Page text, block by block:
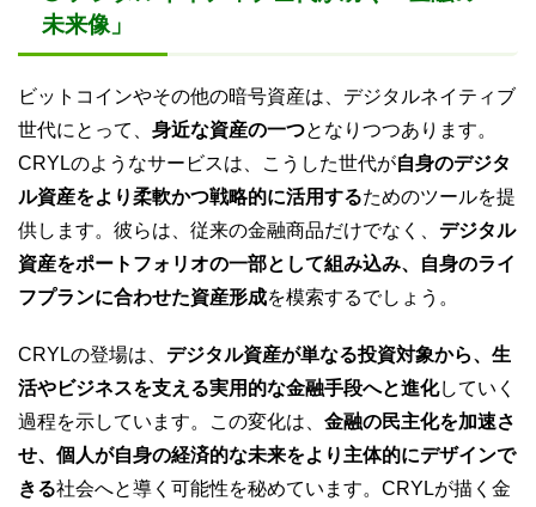
未来像」
ビットコインやその他の暗号資産は、デジタルネイティブ
世代にとって、 身近な資産の一つとなりつつあります。
CRYLのようなサービスは、こうした世代が自身のデジタ
ル資産をより柔軟かつ戦略的に活用するためのツールを提
供します。彼らは、従来の金融商品だけでなく、 デジタル
資産をポートフォリオの一部として組み込み、自身のライ
フプランに合わせた資産形成を模索するでしょう。
CRYLの登場は、 デジタル資産が単なる投資対象から、生
活やビジネスを支える実用的な金融手段へと進化していく
過程を示しています。この変化は、 金融の民主化を加速さ
せ、個人が自身の経済的な未来をより主体的にデザインで
きる社会へと導く可能性を秘めています。CRYLが描く金